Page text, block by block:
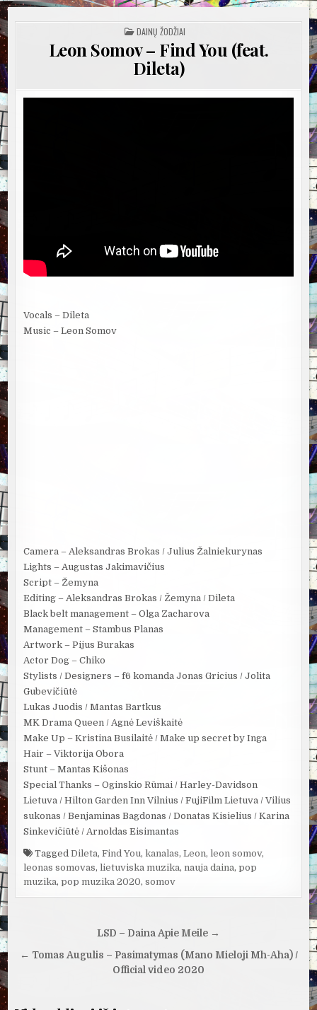
POSTED
IN
DAINŲ ŽODŽIAI
Leon Somov – Find You (feat.
Dileta)
Vocals – Dileta
Music – Leon Somov
Camera – Aleksandras Brokas / Julius Žalniekurynas
Lights – Augustas Jakimavičius
Script – Žemyna
Editing – Aleksandras Brokas / Žemyna / Dileta
Black belt management – Olga Zacharova
Management – Stambus Planas
Artwork – Pijus Burakas
Actor Dog – Chiko
Stylists / Designers – f6 komanda Jonas Gricius / Jolita
Gubevičiūtė
Lukas Juodis / Mantas Bartkus
MK Drama Queen / Agnė Leviškaitė
Make Up – Kristina Busilaitė / Make up secret by Inga
Hair – Viktorija Obora
Stunt – Mantas Kišonas
Special Thanks – Oginskio Rūmai / Harley-Davidson
Lietuva / Hilton Garden Inn Vilnius / FujiFilm Lietuva / Vilius
sukonas / Benjaminas Bagdonas / Donatas Kisielius / Karina
Sinkevičiūtė / Arnoldas Eisimantas
TaggedDileta,Find You,kanalas,Leon,leon somov,
leonas somovas,lietuviska muzika,nauja daina,pop
muzika,pop muzika 2020,somov
Navigacija
tarp
LSD – Daina Apie Meile →
← Tomas Augulis – Pasimatymas (Mano Mieloji Mh-Aha) /
Official video 2020